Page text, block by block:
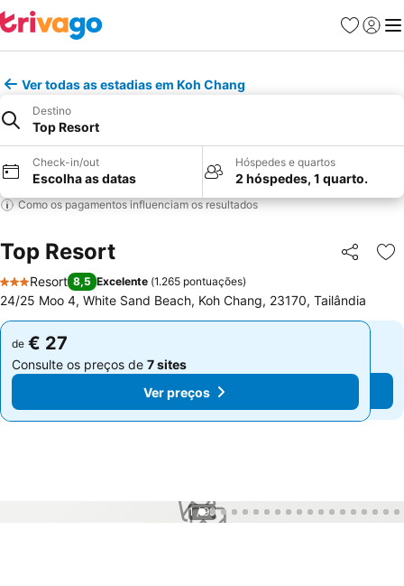
Favoritos
Iniciar
Ver todas as estadias em Koh Chang
Destino
Top Resort
Check-in/out
Escolha as datas
Hóspedes e quartos
2 hóspedes, 1 quarto.
Como os pagamentos influenciam os resultados
Top Resort Partilhar
3 Estrelas
Resort 8,5 Excelente (1.265 pontuações)
24/25 Moo 4, White Sand Beach, Koh Chang, 23170, Tailândia
de € 27
Consulte os preços de 7 sites
Ver preços
de € 27
Consulte os preços de 7 sites
Ver preços
1 / 99